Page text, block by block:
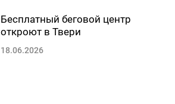
Бесплатный беговой центр
откроют в Твери
18.06.2026